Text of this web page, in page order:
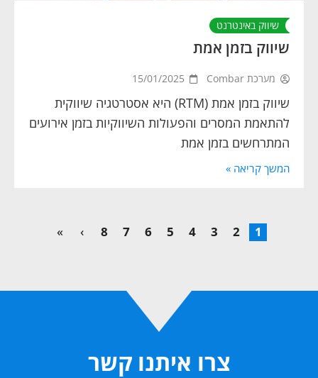
שיווק באינטרנט
שיווק בזמן אמת
מערכת Combar 15/01/2025
שיווק בזמן אמת (RTM) היא אסטרטגיה שיווקית
להתאמת המסרים והפעולות השיווקיות בזמן אירועים
המתרחשים בזמן אמת
המשך קריאה »
1
2
3
4
5
6
7
8
›
»
צרו איתנו קשר